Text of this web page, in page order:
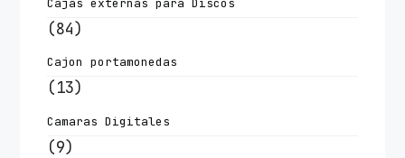
(84)
Cajon portamonedas
(13)
Camaras Digitales
(9)